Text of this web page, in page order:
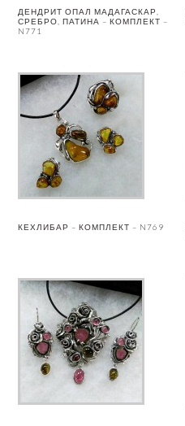
ДЕНДРИТ ОПАЛ МАДАГАСКАР,
СРЕБРО, ПАТИНА – КОМПЛЕКТ –
N771
КЕХЛИБАР – КОМПЛЕКТ – N769